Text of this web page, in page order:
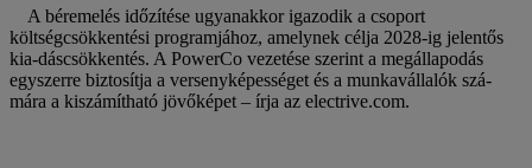
A béremelés időzítése ugyanakkor igazodik a csoport
költségcsökkentési programjához, amelynek célja 2028-ig jelentős
kia-dáscsökkentés. A PowerCo vezetése szerint a megállapodás
egyszerre biztosítja a versenyképességet és a munkavállalók szá-
mára a kiszámítható jövőképet – írja az electrive.com.